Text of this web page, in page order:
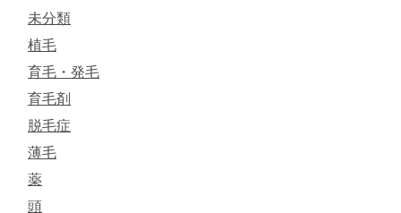
未分類
植毛
育毛・発毛
育毛剤
脱毛症
薄毛
薬
頭